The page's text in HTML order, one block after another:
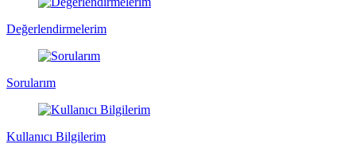
Değerlendirmelerim
Sorularım
Kullanıcı Bilgilerim